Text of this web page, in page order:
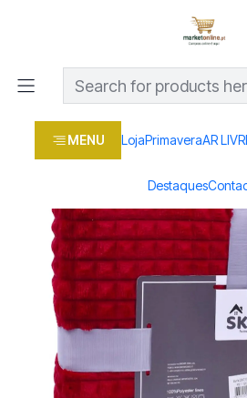
MENU LojaPrimaveraAR
Destaques
Os melhores preços em produtos para
Loja Casa e conforto
MANTA 1.5X2M